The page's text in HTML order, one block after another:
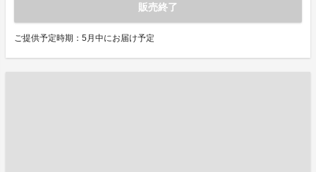
販売終了
ご提供予定時期：5月中にお届け予定